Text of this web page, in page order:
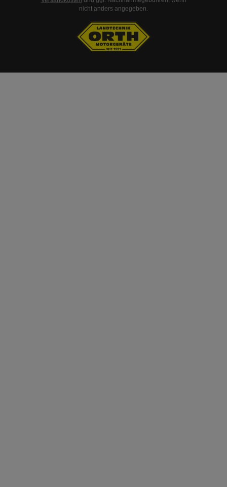
nicht anders angegeben.